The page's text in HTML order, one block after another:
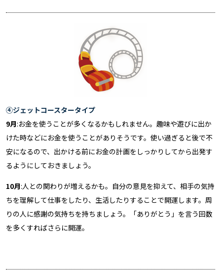
④ジェットコースタータイプ
9月:お金を使うことが多くなるかもしれません。趣味や遊びに出か
けた時などにお金を使うことがありそうです。使い過ぎると後で不
安になるので、出かける前にお金の計画をしっかりしてから出発す
るようにしておきましょう。
10月:人との関わりが増えるかも。自分の意見を抑えて、相手の気持
ちを理解して仕事をしたり、生活したりすることで開運します。周
りの人に感謝の気持ちを持ちましょう。「ありがとう」を言う回数
を多くすればさらに開運。